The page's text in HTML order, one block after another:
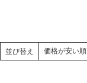
並び替え 価格が安い順